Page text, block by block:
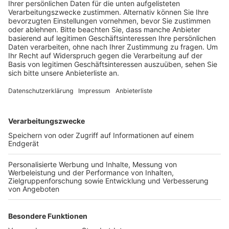
Anzeige
Spezialmatten, wie sie auch bei Konzerten in
Fußballstadien genutzt werden, sollen die Wiese am
Samstag vor den Feiernden schützen. LKW und Kräne
haben die Matten jetzt an der Uni-Mensa abgeladen.
dort am Samstag zu voll werden. Türme von
Drängelgittern sind auch im Zülpicher Viertel, der
Roonstraße oder am Barbarossaplatz zu sehen. Sie
sollen am Elften im Elften einen kilometerlagen
Schutzzaun um das Viertel ziehen. Im Zülpicher Viertel
aber auch in der Kölner Altstadt oder rund um den
Ebertplatz beginnt die Stadt Köln Logistikflächen
Unfallhilfestellen. Deshalb gelten an vielen Stellen der